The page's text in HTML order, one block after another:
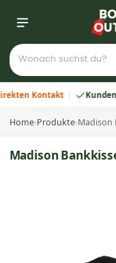
Kontakt
Home›Produkte›Madison
Madison